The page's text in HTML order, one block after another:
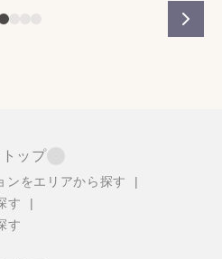
ップ
ンをエリアから探す
す
す